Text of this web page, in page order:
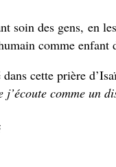
soin des gens, en
comme enfant
cette prière
comme un